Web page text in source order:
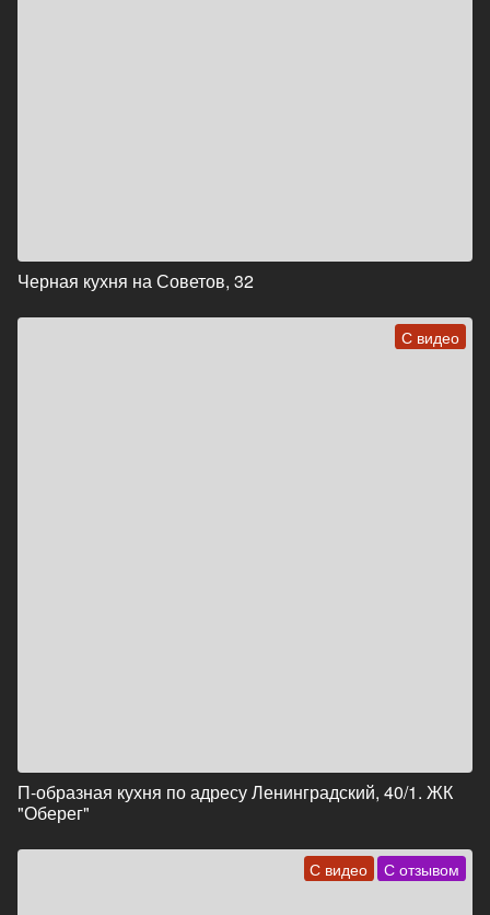
Черная кухня на Советов, 32
С видео
П-образная кухня по адресу Ленинградский, 40/1. ЖК
"Оберег"
С видео С отзывом